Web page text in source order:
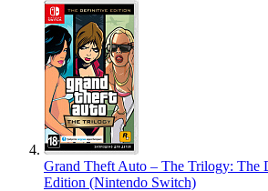
Grand Theft Auto – The Trilogy: The
Edition (Nintendo Switch)